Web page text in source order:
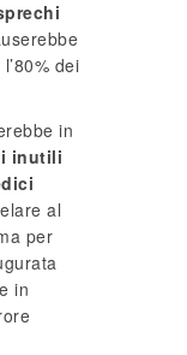
dei
in
inutili
al
per
in